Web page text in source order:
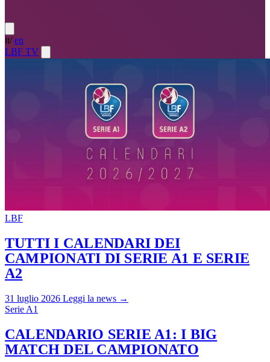
it/ en
LBF TV
LBF
TUTTI I CALENDARI DEI
CAMPIONATI DI SERIE A1 E SERIE
A2
31 luglio 2026 Leggi la news →
Serie A1
CALENDARIO SERIE A1: I BIG
MATCH DEL CAMPIONATO